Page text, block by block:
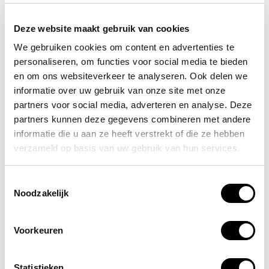
Deze website maakt gebruik van cookies
We gebruiken cookies om content en advertenties te
personaliseren, om functies voor social media te bieden
en om ons websiteverkeer te analyseren. Ook delen we
informatie over uw gebruik van onze site met onze
partners voor social media, adverteren en analyse. Deze
partners kunnen deze gegevens combineren met andere
informatie die u aan ze heeft verstrekt of die ze hebben
verzameld op basis van uw gebruik van hun services.
Noodzakelijk
Voorkeuren
horeca
Stap in de wereld van veiligheid met ons complete
veiligheidspakket voor de horeca! Speciaal voor jou als
horecaondernemer hebben we dit pakket samengesteld,
zodat jij en jouw team altijd voorbereid zijn op
noodsituaties.